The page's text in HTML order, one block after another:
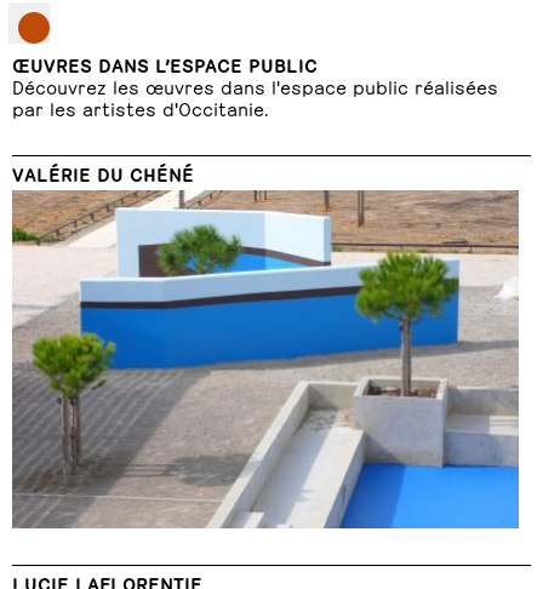
ŒUVRES DANS L’ESPACE PUBLIC
Découvrez les œuvres dans l'espace public réalisées
par les artistes d'Occitanie.
VALÉRIE DU CHÉNÉ
LUCIE LAFLORENTIE